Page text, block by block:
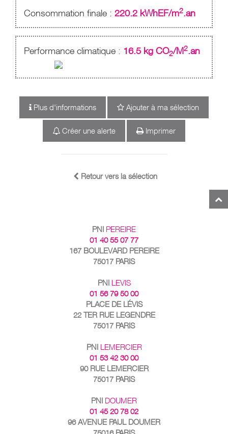
Consommation finale : 220.2 kWhEF/m2.an
Performance climatique : 16.5 kg CO2/M2.an
Plus d'informations Ajouter à ma sélection
Créer une alerte Imprimer
Retour vers la sélection
PNI PEREIRE
01 40 55 07 77
167 BOULEVARD PEREIRE
75017 PARIS
PNI LEVIS
01 56 79 50 00
PLACE DE LÉVIS
22 TER RUE LEGENDRE
75017 PARIS
PNI LEMERCIER
01 53 42 30 00
90 RUE LEMERCIER
75017 PARIS
PNI DOUMER
01 45 20 78 02
96 AVENUE PAUL DOUMER